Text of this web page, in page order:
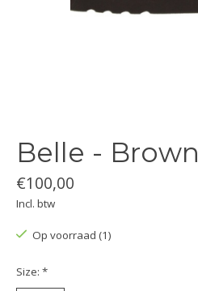
Belle - Brown
€100,00
Incl. btw
Op voorraad (1)
Size: *